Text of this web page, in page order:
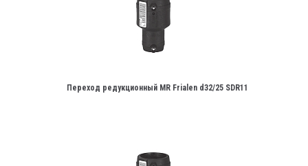
Переход редукционный MR Frialen d32/25 SDR11